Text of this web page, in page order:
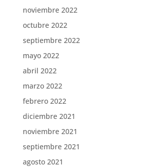
noviembre 2022
octubre 2022
septiembre 2022
mayo 2022
abril 2022
marzo 2022
febrero 2022
diciembre 2021
noviembre 2021
septiembre 2021
agosto 2021